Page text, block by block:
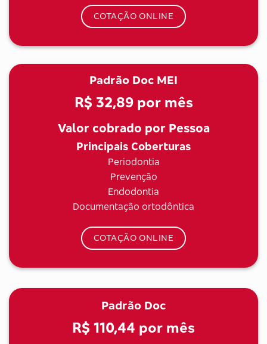
COTAÇÃO ONLINE
Padrão Doc MEI
R$ 32,89por mês
Valor cobrado por Pessoa
Principais Coberturas
Periodontia
Prevenção
Endodontia
Documentação ortodôntica
COTAÇÃO ONLINE
Padrão Doc
R$ 110,44 por mês